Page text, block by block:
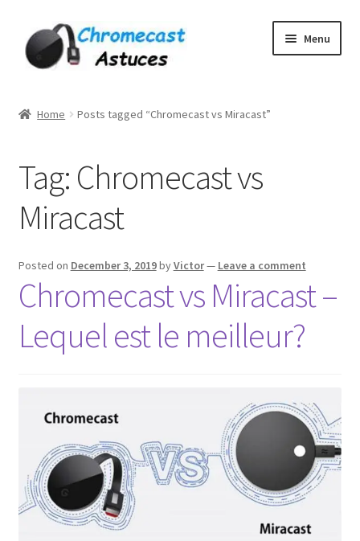
Skip
to
navigation
Skip
to
content
Menu
Cart
Checkout
Contact
Gang Sheet Builder Test
My account
Politique des cookies
Shop
Home Posts tagged “Chromecast vs Miracast”
Tag: Chromecast vs
Miracast
Posted on December 3, 2019byVictor— Leave a comment
Chromecast vs Miracast –
Lequel est le meilleur?